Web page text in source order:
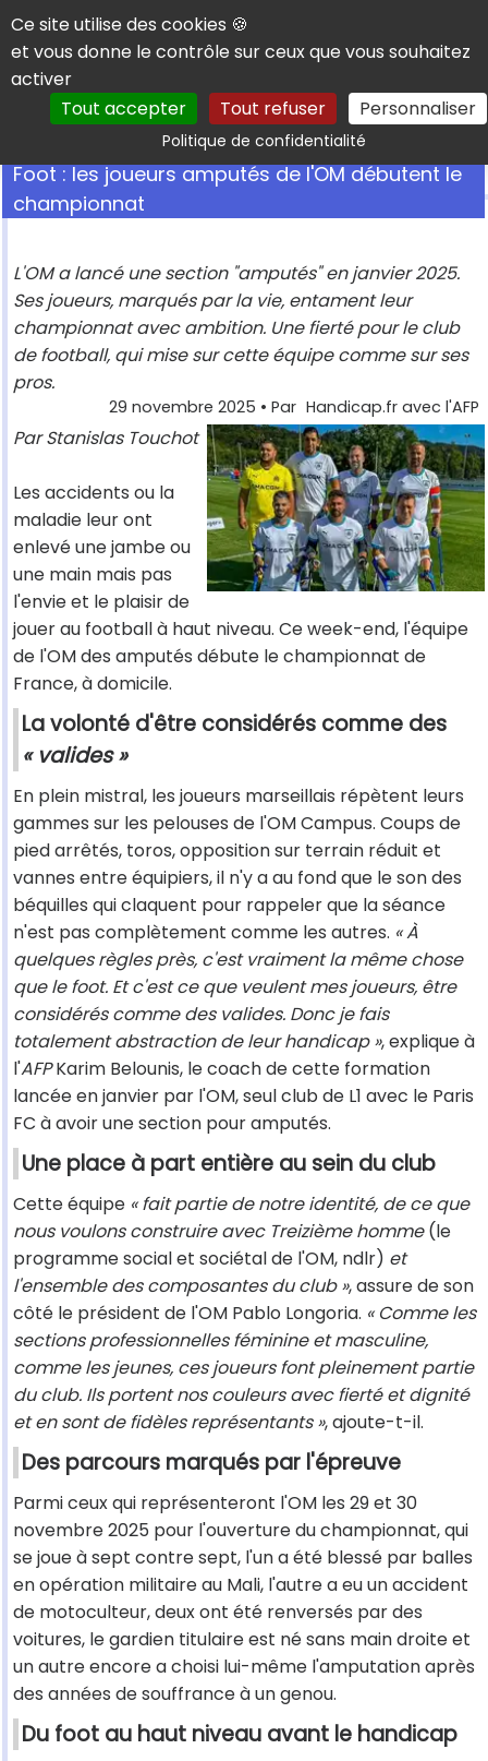
Panneau de gestion des cookies
Ce site utilise des cookies 🍪
et vous donne le contrôle sur ceux que vous souhaitez
activer
Tout accepter
Tout refuser Personnaliser
Politique de confidentialitéRechercher
Foot : les joueurs amputés de l'OM débutent le
championnat
L'OM a lancé une section "amputés" en janvier 2025.
Ses joueurs, marqués par la vie, entament leur
championnat avec ambition. Une fierté pour le club
de football, qui mise sur cette équipe comme sur ses
pros.
29 novembre 2025 • Par Handicap.fr avec l'AFP
Par Stanislas Touchot
Les accidents ou la
maladie leur ont
enlevé une jambe ou
une main mais pas
l'envie et le plaisir de
jouer au football à haut niveau. Ce week-end, l'équipe
de l'OM des amputés débute le championnat de
France, à domicile.
La volonté d'être considérés comme des
« valides »
En plein mistral, les joueurs marseillais répètent leurs
gammes sur les pelouses de l'OM Campus. Coups de
pied arrêtés, toros, opposition sur terrain réduit et
vannes entre équipiers, il n'y a au fond que le son des
béquilles qui claquent pour rappeler que la séance
n'est pas complètement comme les autres. « À
quelques règles près, c'est vraiment la même chose
que le foot. Et c'est ce que veulent mes joueurs, être
considérés comme des valides. Donc je fais
totalement abstraction de leur handicap », explique à
l'AFPKarim Belounis, le coach de cette formation
lancée en janvier par l'OM, seul club de L1 avec le Paris
FC à avoir une section pour amputés.
Une place à part entière au sein du club
Cette équipe « fait partie de notre identité, de ce que
nous voulons construire avec Treizième homme(le
programme social et sociétal de l'OM, ndlr) et
l'ensemble des composantes du club », assure de son
côté le président de l'OM Pablo Longoria. « Comme les
sections professionnelles féminine et masculine,
comme les jeunes, ces joueurs font pleinement partie
du club. Ils portent nos couleurs avec fierté et dignité
et en sont de fidèles représentants », ajoute-t-il.
Des parcours marqués par l'épreuve
Parmi ceux qui représenteront l'OM les 29 et 30
novembre 2025 pour l'ouverture du championnat, qui
se joue à sept contre sept, l'un a été blessé par balles
en opération militaire au Mali, l'autre a eu un accident
de motoculteur, deux ont été renversés par des
voitures, le gardien titulaire est né sans main droite et
un autre encore a choisi lui-même l'amputation après
des années de souffrance à un genou.
Du foot au haut niveau avant le handicap